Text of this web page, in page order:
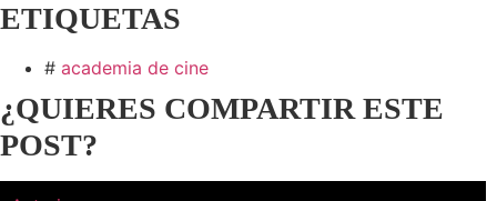
ETIQUETAS
# academia de cine
¿QUIERES COMPARTIR ESTE
POST?